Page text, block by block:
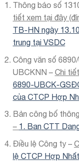
Thông báo số
tiết xem tại đây
TB-HN ngày
trung tại VSDC
Công văn số
UBCKNN – Chi
6890-UBCK-
của CTCP Hợp
Bản công bố
– 1. Ban CTT
Điều lệ Công ty –
lệ CTCP Hợp Nhất